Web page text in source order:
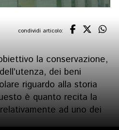
condividi articolo:
la conservazione,
dei beni
riguardo alla storia
è quanto recita la
ad uno dei